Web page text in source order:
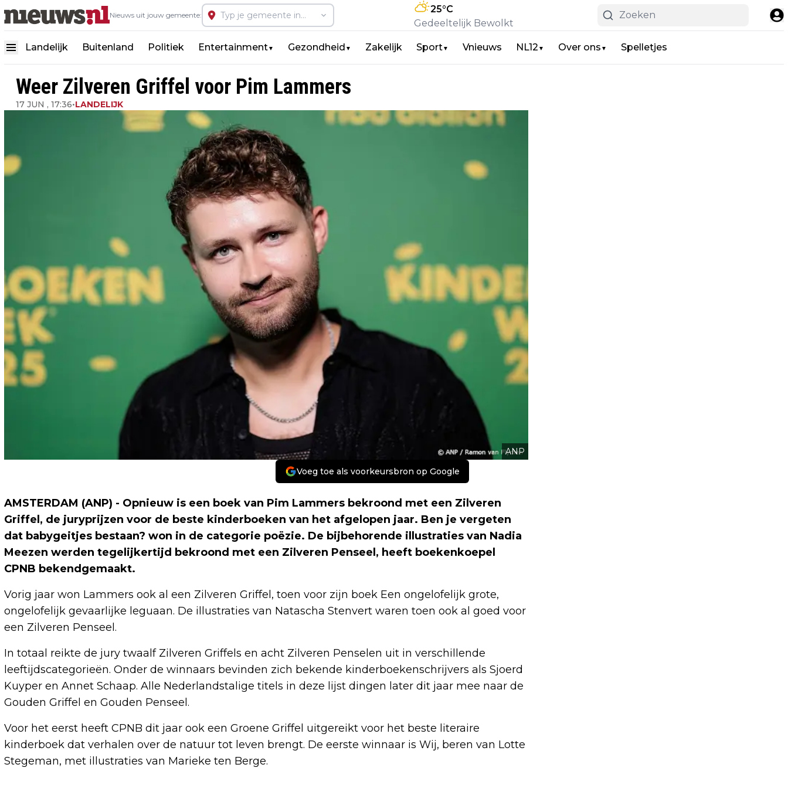
Nieuws uit jouw gemeente:
25°C
Gedeeltelijk Bewolkt
Landelijk Buitenland Politiek Entertainment▼ Gezondheid ▼ Zakelijk Sport▼ Vnieuws NL12 ▼ Over ons ▼ Spelletjes
Weer Zilveren Griffel voor Pim Lammers
17 JUN , 17:36•LANDELIJK
ANP
Voeg toe als voorkeursbron op Google
AMSTERDAM (ANP) - Opnieuw is een boek van Pim Lammers bekroond met een Zilveren
Griffel, de juryprijzen voor de beste kinderboeken van het afgelopen jaar. Ben je vergeten
dat babygeitjes bestaan? won in de categorie poëzie. De bijbehorende illustraties van Nadia
Meezen werden tegelijkertijd bekroond met een Zilveren Penseel, heeft boekenkoepel
CPNB bekendgemaakt.
Vorig jaar won Lammers ook al een Zilveren Griffel, toen voor zijn boek Een ongelofelijk grote,
ongelofelijk gevaarlijke leguaan. De illustraties van Natascha Stenvert waren toen ook al goed voor
een Zilveren Penseel.
In totaal reikte de jury twaalf Zilveren Griffels en acht Zilveren Penselen uit in verschillende
leeftijdscategorieën. Onder de winnaars bevinden zich bekende kinderboekenschrijvers als Sjoerd
Kuyper en Annet Schaap. Alle Nederlandstalige titels in deze lijst dingen later dit jaar mee naar de
Gouden Griffel en Gouden Penseel.
Voor het eerst heeft CPNB dit jaar ook een Groene Griffel uitgereikt voor het beste literaire
kinderboek dat verhalen over de natuur tot leven brengt. De eerste winnaar is Wij, beren van Lotte
Stegeman, met illustraties van Marieke ten Berge.